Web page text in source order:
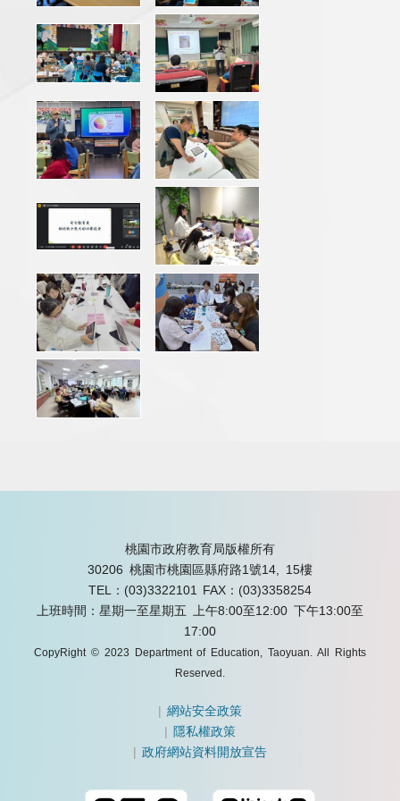
桃園市政府教育局版權所有
30206 桃園市桃園區縣府路1號14, 15樓
TEL：(03)3322101
FAX：(03)3358254
上班時間：星期一至星期五 上午8:00至12:00 下午13:00至
17:00
CopyRight © 2023 Department of Education, Taoyuan. All Rights
Reserved.
|網站安全政策
| 隱私權政策
|政府網站資料開放宣告